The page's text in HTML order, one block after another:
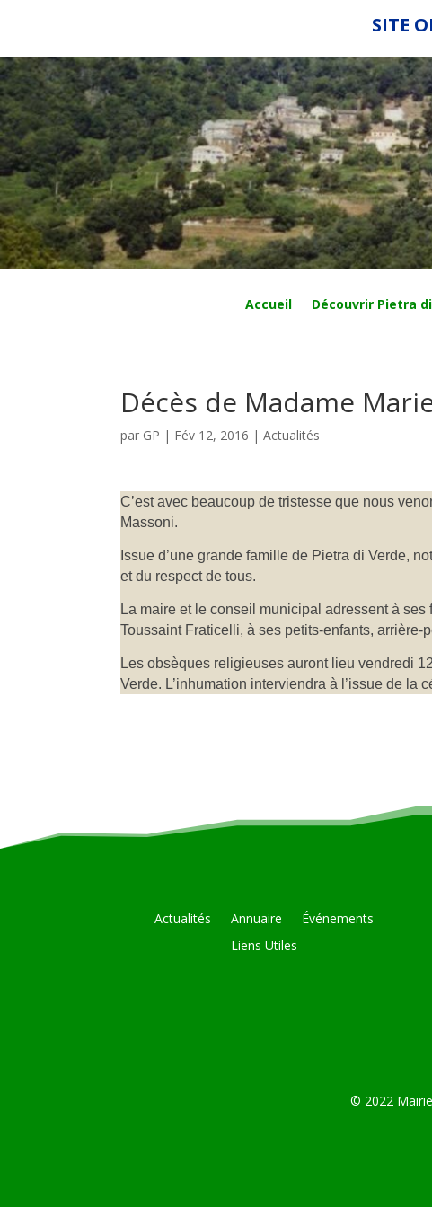
SITE
Accueil Découvrir Pietra
Décès de Madame
par GP | Fév 12, 2016 |Actualités
C’est avec beaucoup de tristesse que nous
Massoni.
Issue d’une grande famille de Pietra di Verde,
et du respect de tous.
La maire et le conseil municipal adressent à
Toussaint Fraticelli, à ses petits-enfants,
Les obsèques religieuses auront lieu vendredi
Verde. L’inhumation interviendra à l’issue de la
Actualités Annuaire
Événements
Liens Utiles
© 2022